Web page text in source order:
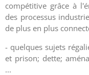
compétitive grâce à
des processus
de plus en plus
- quelques sujets
et prison; dette;
...